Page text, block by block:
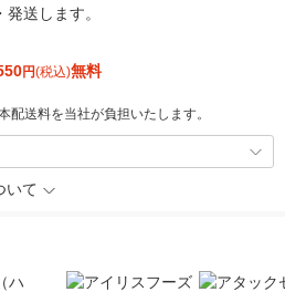
発送します。
円(税込)無料
配送料を当社が負担いたします。
いて